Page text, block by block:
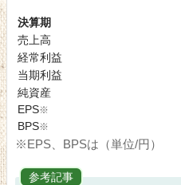
決算期
売上高
経常利益
当期利益
純資産
EPS※
BPS※
※EPS、BPSは（単位/円）
参考記事